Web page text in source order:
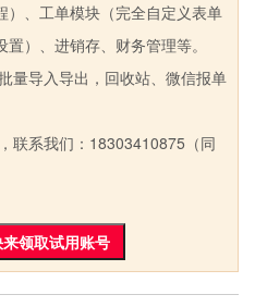
）、工单模块（完全自定义表单
）、进销存、财务管理等。
导入导出，回收站、微信报单
系我们：18303410875（同
领取试用账号